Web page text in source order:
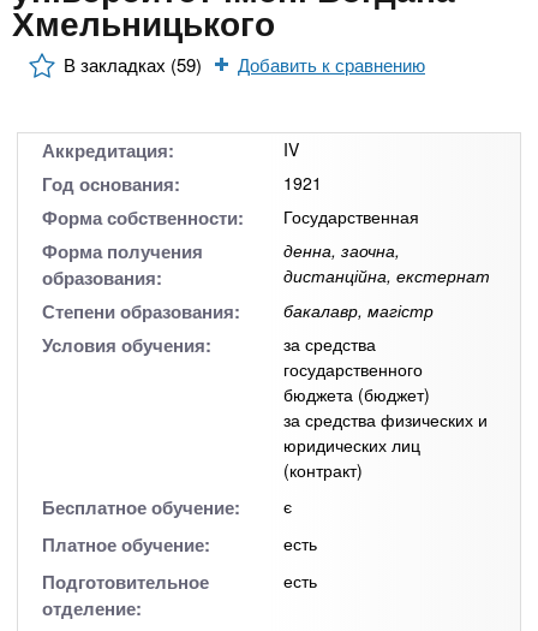
n
t
s
n
o
х
Онлайн курсы
За рубежом
Хмельницького
В закладках (59) Добавить к сравнению
Аккредитация: IV
Год основания: 1921
Форма собственности: Государственная
Форма получения
образования:
денна, заочна,
дистанційна, екстернат
Степени образования: бакалавр, магістр
Условия обучения:
за средства
государственного
бюджета (бюджет)
за средства физических и
юридических лиц
(контракт)
Бесплатное обучение: є
Платное обучение: есть
Подготовительное
отделение:
есть